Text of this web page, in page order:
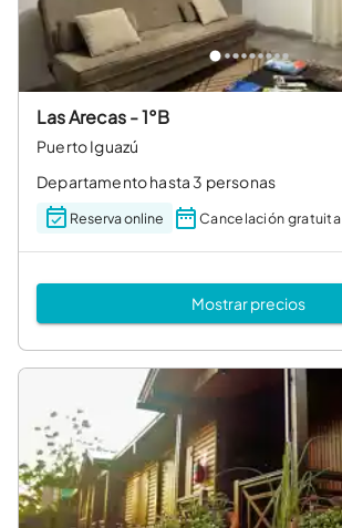
Las Arecas - 1°B
Puerto Iguazú
Departamento hasta 3 personas
Reserva online Cancelación gratuita
Mostrar precios